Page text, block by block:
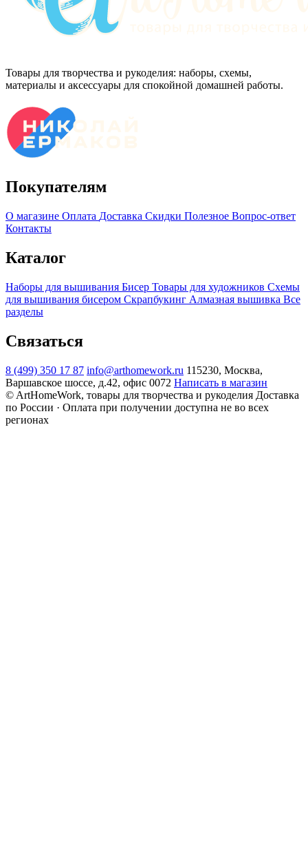
Товары для творчества и рукоделия: наборы, схемы,
материалы и аксессуары для спокойной домашней работы.
Покупателям
О магазине Оплата Доставка Скидки Полезное Вопрос-ответ
Контакты
Каталог
Наборы для вышивания Бисер Товары для художников Схемы
для вышивания бисером Скрапбукинг Алмазная вышивка Все
разделы
Связаться
8 (499) 350 17 87 info@arthomework.ru 115230, Москва,
Варшавское шоссе, д.42, офис 0072 Написать в магазин
© ArtHomeWork, товары для творчества и рукоделия Доставка
по России · Оплата при получении доступна не во всех
регионах